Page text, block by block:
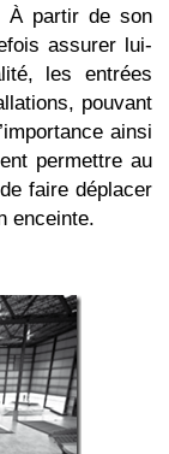
À partir de son
assurer lui-
les entrées
pouvant
ainsi
permettre au
faire déplacer
enceinte.